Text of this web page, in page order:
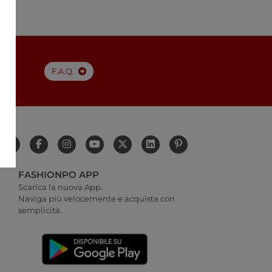
F.A.Q.
FASHIONPO APP
Scarica la nuova App.
Naviga più velocemente e acquista con
semplicità.